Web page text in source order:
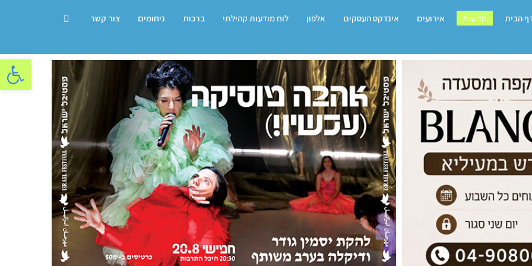
פתח
הבית חדשות אירועים אינדקס העסקים אלפון לוח מודעות קהילתי ברכות ניחומים צור קשר